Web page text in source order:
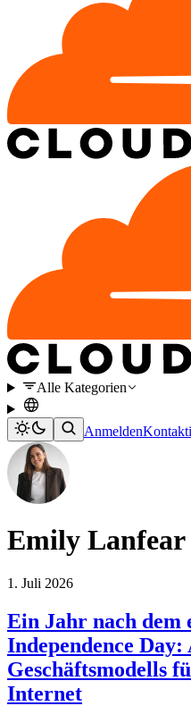
Alle Kategorien
Anmelden
Emily Lanfear
1. Juli 2026
Ein Jahr nach dem
Independence Day:
Geschäftsmodells
Internet